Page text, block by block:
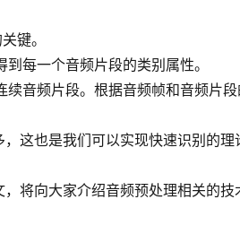
键。
每一个音频片段的类别属性。
音频片段。根据音频帧和音频片
这也是我们可以实现快速识别的理
将向大家介绍音频预处理相关的技